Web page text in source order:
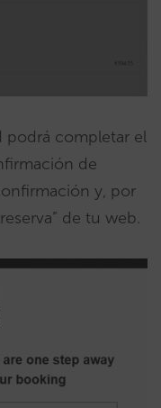
podrá completar el
de
y, por
de tu web.